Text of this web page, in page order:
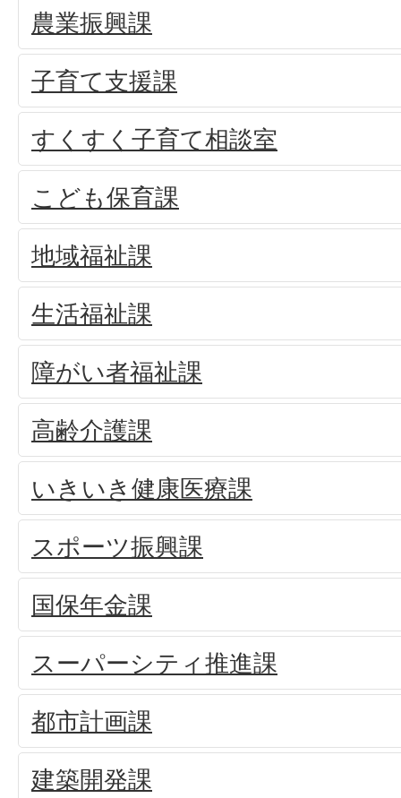
農業振興課
子育て支援課
すくすく子育て相談室
こども保育課
地域福祉課
生活福祉課
障がい者福祉課
高齢介護課
いきいき健康医療課
スポーツ振興課
国保年金課
スーパーシティ推進課
都市計画課
建築開発課